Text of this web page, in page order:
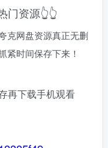
门资源👆👆
克网盘资源真正无删
紧时间保存下来！
再下载手机观看